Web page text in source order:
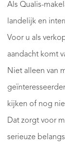
Als Qualis-
landelijk en
Voor u als
aandacht komt
Niet alleen van
kijken of nog
Dat zorgt voor
serieuze